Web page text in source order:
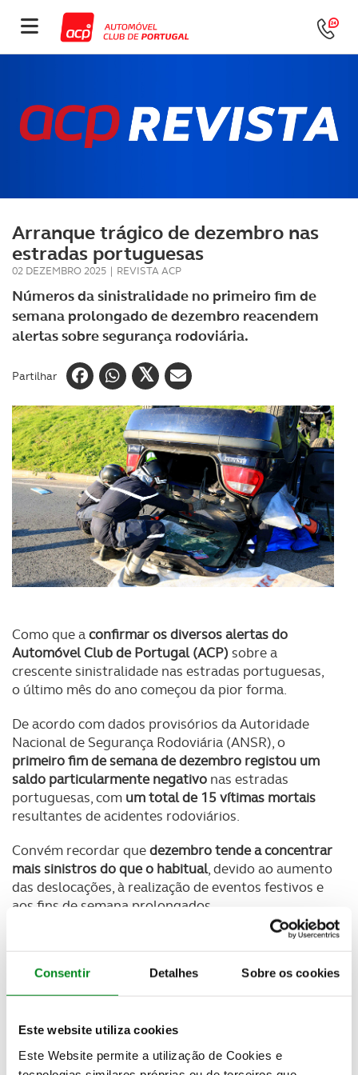
Consentir Detalhes Sobre os cookies
Este website utiliza cookies
Este Website permite a utilização de Cookies e
Arranque trágico de dezembro nas
estradas portuguesas
02 DEZEMBRO 2025 | REVISTA ACP
Números da sinistralidade no primeiro fim de
semana prolongado de dezembro reacendem
alertas sobre segurança rodoviária.
Partilhar
Como que aconfirmar os diversos alertas do
Automóvel Club de Portugal (ACP) sobre a
crescente sinistralidade nas estradas portuguesas,
o último mês do ano começou da pior forma.
De acordo com dados provisórios da Autoridade
Nacional de Segurança Rodoviária (ANSR), o
primeiro fim de semana de dezembro registou um
saldo particularmente negativo nas estradas
portuguesas, com um total de 15 vítimas mortais
resultantes de acidentes rodoviários.
Convém recordar quedezembro tende a concentrar
mais sinistros do que o habitual, devido ao aumento
das deslocações, à realização de eventos festivos e
aos fins de semana prolongados.
Newsletter Revista
Receba as novidades do mundo automóvel e
SUBSCREVER